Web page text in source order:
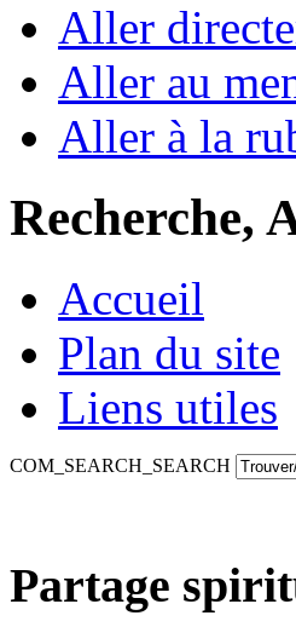
Aller
Aller au
Aller à la
Recherche,
Accueil
Plan du site
Liens utiles
COM_SEARCH_SEARCH
Partage